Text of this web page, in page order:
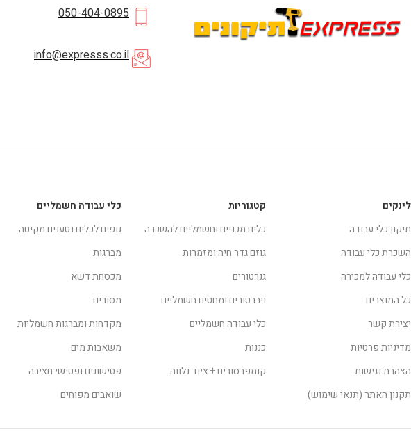
050-404-0895
info@expresss.co.il
כלי עבודה חשמליים
גופים לכלים נטענים מקיטה
מברגות
מכסחת דשא
מסורים
מקדחות ומברגות חשמליות
משאבות מים
פטישונים ופטישי חציבה
שואבים מפוחים
קטגוריות
כלים מכניים וחשמליים להשכרה
גוזם גדר חיה ומזמרות
גנרטורים
ויברטורים ומחטים חשמליים
כלי עבודה חשמליים
כננות
קומפרסורים + ציוד נלווה
לינקים
תיקון כלי עבודה
השכרת כלי עבודה
כלי עבודה למכירה
כל המוצרים
יצירת קשר
מדיניות פרטיות
הצהרת נגישות
תקנון האתר (תנאי שימוש)